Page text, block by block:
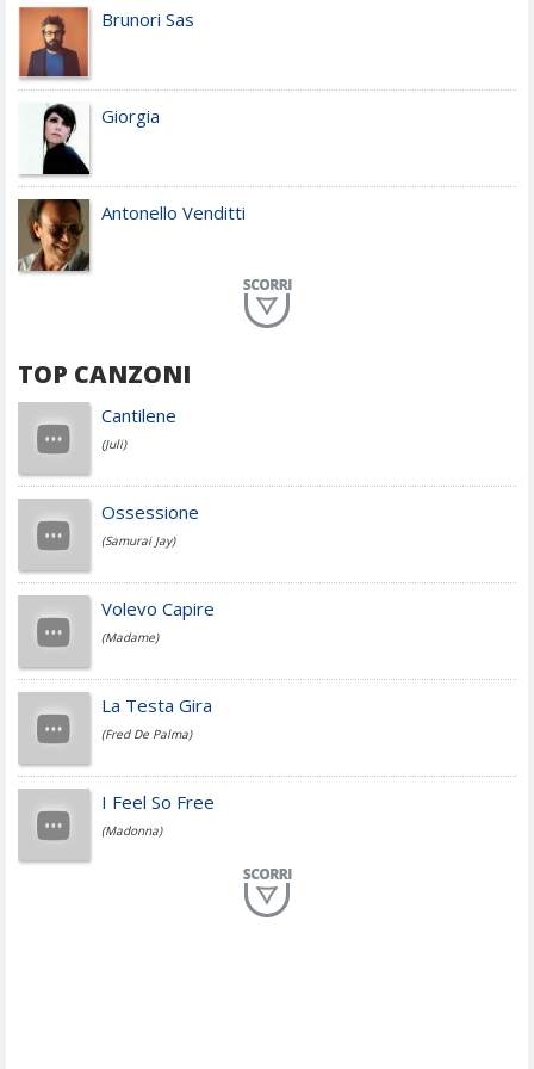
Brunori Sas
Giorgia
Antonello Venditti
Achille Lauro
Cesare Cremonini
Jovanotti
Fedez
Simone Cristicchi
TOP CANZONI
Cantilene
(Juli)
Ossessione
(Samurai Jay)
Volevo Capire
(Madame)
La Testa Gira
(Fred De Palma)
I Feel So Free
(Madonna)